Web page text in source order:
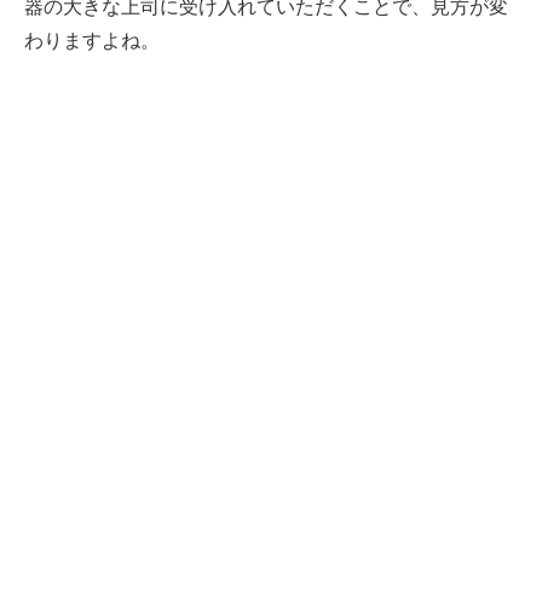
器の大きな上司に受け入れていただくことで、見方が変
わりますよね。